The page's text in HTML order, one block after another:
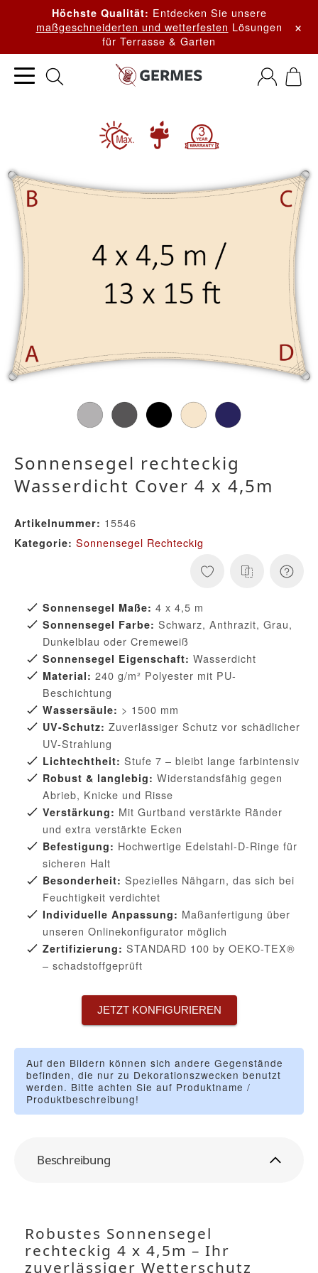
Höchste Qualität: Entdecken Sie unsere
maßgeschneiderten und wetterfesten Lösungen
für Terrasse & Garten
×
Sonnensegel rechteckig
Wasserdicht Cover 4 x 4,5m
Artikelnummer: 15546
Kategorie: Sonnensegel Rechteckig
Sonnensegel Maße: 4 x 4,5 m
Sonnensegel Farbe: Schwarz, Anthrazit, Grau,
Dunkelblau oder Cremeweiß
Sonnensegel Eigenschaft: Wasserdicht
Material: 240 g/m² Polyester mit PU-
Beschichtung
Wassersäule: > 1500 mm
UV-Schutz: Zuverlässiger Schutz vor schädlicher
UV-Strahlung
Lichtechtheit: Stufe 7 – bleibt lange farbintensiv
Robust & langlebig: Widerstandsfähig gegen
Abrieb, Knicke und Risse
Verstärkung: Mit Gurtband verstärkte Ränder
und extra verstärkte Ecken
Befestigung: Hochwertige Edelstahl-D-Ringe für
sicheren Halt
Besonderheit: Spezielles Nähgarn, das sich bei
Feuchtigkeit verdichtet
Individuelle Anpassung: Maßanfertigung über
unseren Onlinekonfigurator möglich
Zertifizierung: STANDARD 100 by OEKO-TEX®
– schadstoffgeprüft
JETZT KONFIGURIEREN
Auf den Bildern können sich andere Gegenstände
befinden, die nur zu Dekorationszwecken benutzt
werden. Bitte achten Sie auf Produktname /
Produktbeschreibung!
Beschreibung
Robustes Sonnensegel
rechteckig 4 x 4,5m – Ihr
zuverlässiger Wetterschutz